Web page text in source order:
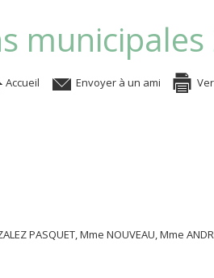
municipales
Accueil Envoyer à un ami
PASQUET, Mme NOUVEAU, Mme